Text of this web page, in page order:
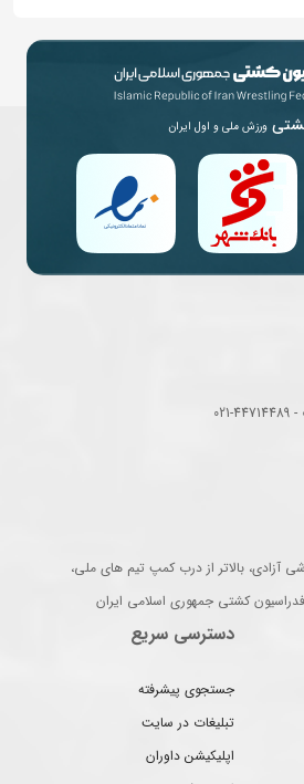
ورزش ملی و اول ایران
آزادی، بالاتر از درب کمپ تیم های ملی،
کشتی جمهوری اسلامی ایران
دسترسی سریع
جستجوی پیشرفته
تبلیغات در سایت
اپلیکیشن داوران